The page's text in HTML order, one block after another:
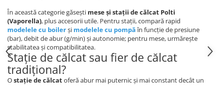
În această categorie găsești mese și stații de călcat Polti
(Vaporella), plus accesorii utile. Pentru stații, compară rapid
modelele cu boilerși modelele cu pompăîn funcție de presiune
(bar), debit de abur (g/min) și autonomie; pentru mese, urmărește
stabilitatea și compatibilitatea.
Stație de călcat sau fier de călcat
tradițional?
Ostație de călcatoferă abur mai puternic și mai constant decât un